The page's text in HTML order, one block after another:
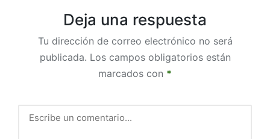
Deja una respuesta
Tu dirección de correo electrónico no será
publicada. Los campos obligatorios están
marcados con *